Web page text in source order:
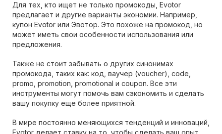
Для тех, кто ищет не только промокоды, Evotor
предлагает и другие варианты экономии. Например,
купон Evotor или Эвотор. Это похоже на промокод, но
может иметь свои особенности использования или
предложения.
Также не стоит забывать о других синонимах
промокода, таких как: код, ваучер (voucher), code,
promo, promotion, promotional и coupon. Все эти
инструменты могут помочь вам сэкономить и сделать
вашу покупку еще более приятной.
В мире постоянно меняющихся тенденций и инноваций,